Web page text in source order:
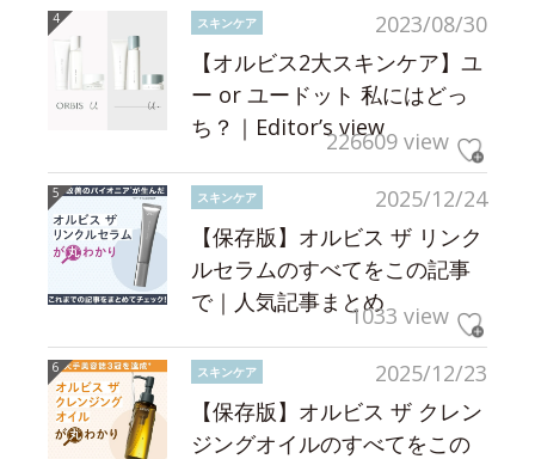
2023/08/30
スキンケア
【オルビス2大スキンケア】ユ
ー or ユードット 私にはどっ
ち？｜Editor’s view226609 view
2025/12/24
スキンケア
【保存版】オルビス ザ リンク
ルセラムのすべてをこの記事
で｜人気記事まとめ1033 view
2025/12/23
スキンケア
【保存版】オルビス ザ クレン
ジングオイルのすべてをこの